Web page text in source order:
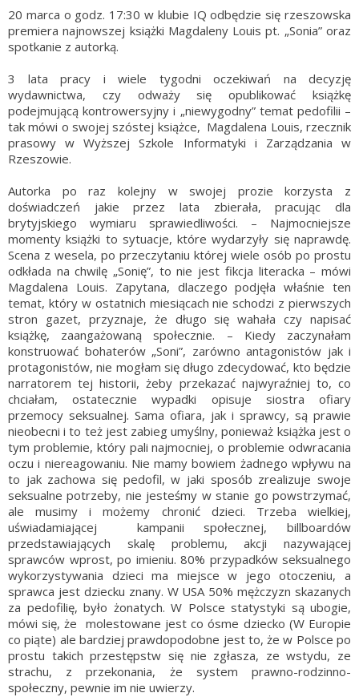
20 marca o godz. 17:30 w klubie IQ odbędzie się rzeszowska
premiera najnowszej książki Magdaleny Louis pt. „Sonia” oraz
spotkanie z autorką.
3 lata pracy i wiele tygodni oczekiwań na decyzję
wydawnictwa, czy odważy się opublikować książkę
podejmującą kontrowersyjny i „niewygodny” temat pedofilii –
tak mówi o swojej szóstej książce, Magdalena Louis, rzecznik
prasowy w Wyższej Szkole Informatyki i Zarządzania w
Rzeszowie.
Autorka po raz kolejny w swojej prozie korzysta z
doświadczeń jakie przez lata zbierała, pracując dla
brytyjskiego wymiaru sprawiedliwości. – Najmocniejsze
momenty książki to sytuacje, które wydarzyły się naprawdę.
Scena z wesela, po przeczytaniu której wiele osób po prostu
odkłada na chwilę „Sonię”, to nie jest fikcja literacka – mówi
Magdalena Louis. Zapytana, dlaczego podjęła właśnie ten
temat, który w ostatnich miesiącach nie schodzi z pierwszych
stron gazet, przyznaje, że długo się wahała czy napisać
książkę, zaangażowaną społecznie. – Kiedy zaczynałam
konstruować bohaterów „Soni”, zarówno antagonistów jak i
protagonistów, nie mogłam się długo zdecydować, kto będzie
narratorem tej historii, żeby przekazać najwyraźniej to, co
chciałam, ostatecznie wypadki opisuje siostra ofiary
przemocy seksualnej. Sama ofiara, jak i sprawcy, są prawie
nieobecni i to też jest zabieg umyślny, ponieważ książka jest o
tym problemie, który pali najmocniej, o problemie odwracania
oczu i niereagowaniu. Nie mamy bowiem żadnego wpływu na
to jak zachowa się pedofil, w jaki sposób zrealizuje swoje
seksualne potrzeby, nie jesteśmy w stanie go powstrzymać,
ale musimy i możemy chronić dzieci. Trzeba wielkiej,
uświadamiającej kampanii społecznej, billboardów
przedstawiających skalę problemu, akcji nazywającej
sprawców wprost, po imieniu. 80% przypadków seksualnego
wykorzystywania dzieci ma miejsce w jego otoczeniu, a
sprawca jest dziecku znany. W USA 50% mężczyzn skazanych
za pedofilię, było żonatych. W Polsce statystyki są ubogie,
mówi się, że molestowane jest co ósme dziecko (W Europie
co piąte) ale bardziej prawdopodobne jest to, że w Polsce po
prostu takich przestępstw się nie zgłasza, ze wstydu, ze
strachu, z przekonania, że system prawno-rodzinno-
społeczny, pewnie im nie uwierzy.